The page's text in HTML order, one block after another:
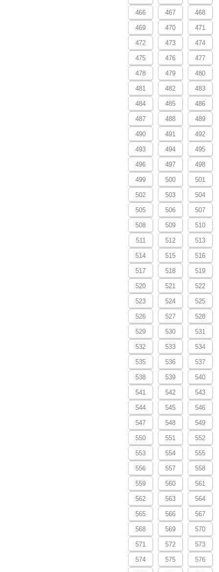
466 467 468
469 470 471
472 473 474
475 476 477
478 479 480
481 482 483
484 485 486
487 488 489
490 491 492
493 494 495
496 497 498
499 500 501
502 503 504
505 506 507
508 509 510
511 512 513
514 515 516
517 518 519
520 521 522
523 524 525
526 527 528
529 530 531
532 533 534
535 536 537
538 539 540
541 542 543
544 545 546
547 548 549
550 551 552
553 554 555
556 557 558
559 560 561
562 563 564
565 566 567
568 569 570
571 572 573
574 575 576